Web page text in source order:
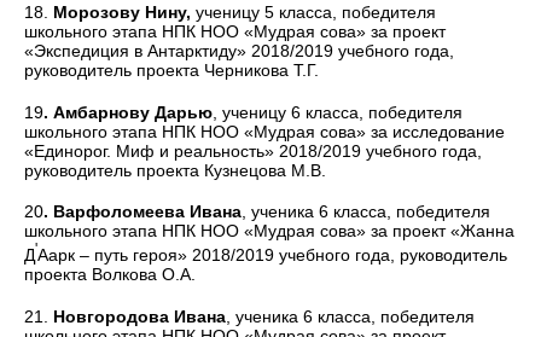
18. Морозову Нину, ученицу 5 класса, победителя
школьного этапа НПК НОО «Мудрая сова» за проект
«Экспедиция в Антарктиду» 2018/2019 учебного года,
руководитель проекта Черникова Т.Г.
19. Амбарнову Дарью , ученицу 6 класса, победителя
школьного этапа НПК НОО «Мудрая сова» за исследование
«Единорог. Миф и реальность» 2018/2019 учебного года,
руководитель проекта Кузнецова М.В.
20. Варфоломеева Ивана, ученика 6 класса, победителя
школьного этапа НПК НОО «Мудрая сова» за проект «Жанна
Д'Аарк – путь героя» 2018/2019 учебного года, руководитель
проекта Волкова О.А.
21. Новгородова Ивана , ученика 6 класса, победителя